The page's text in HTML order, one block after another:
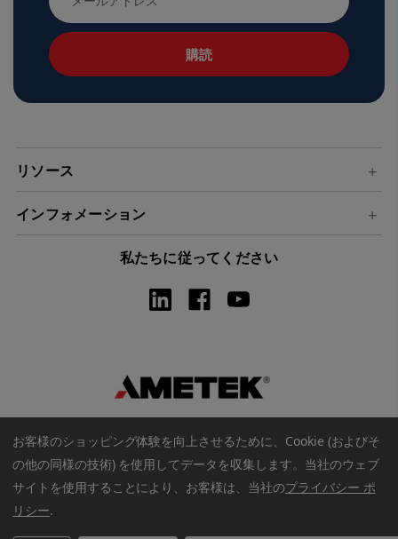
ー
ル
ア
ド
リソース
インフォメーション
私たちに従ってください
著作権 © 2026 アメテックウェブストア. すべての著作権は保護され
お客様のショッピング体験を向上させるために、Cookie (およびそ
の他の同様の技術) を使用してデータを収集します。 当社のウェブ
サイトを使用することにより、お客様は、当社のプライバシー ポ
リシー.